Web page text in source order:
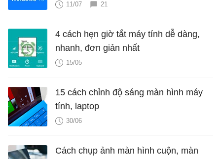
11/07 21
4 cách hẹn giờ tắt máy tính dễ dàng,
nhanh, đơn giản nhất
15/05
15 cách chỉnh độ sáng màn hình máy
tính, laptop
30/06
Cách chụp ảnh màn hình cuộn, màn